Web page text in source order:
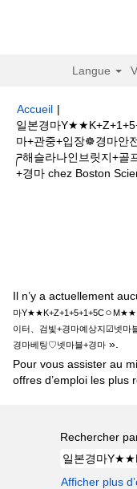
Langue
Accueil |
일본경마
마+관중+입장☸경마안
ཌ해슬라나인브릿지+골
+경마 chez Boston
Il n’y a actuellement
마Y★★K+Z+1+5+1+5CㅇM★★
이터、검빛+경마예상지☑넷마
경마베팅♡넷마블+경마 ».
Pour vous assister au
offres d’emploi les plus
Rechercher
Afficher plus